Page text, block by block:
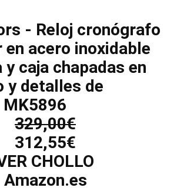
- Reloj cronógrafo
en acero inoxidable
caja chapadas en
y detalles de
329,00€
312,55€
CHOLLO
Amazon.es